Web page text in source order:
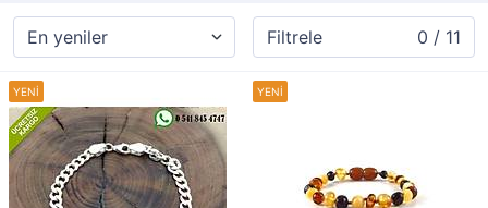
Filtrele 0 / 11